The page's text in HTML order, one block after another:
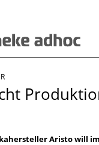
Aristo will